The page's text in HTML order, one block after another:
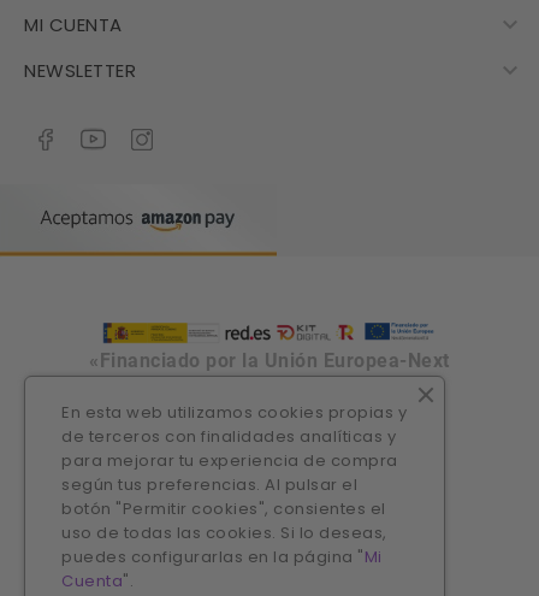
MI CUENTA 
NEWSLETTER 
«Financiado por la Unión Europea-Next
En esta web utilizamos cookies propias y
de terceros con finalidades analíticas y
para mejorar tu experiencia de compra
según tus preferencias. Al pulsar el
botón "Permitir cookies", consientes el
uso de todas las cookies. Si lo deseas,
puedes configurarlas en la página "Mi
Cuenta".